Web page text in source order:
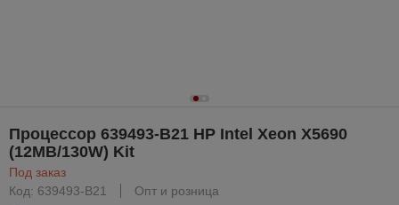
Процессор 639493-B21 HP Intel Xeon X5690
(12MB/130W) Kit
Под заказ
Код: 639493-B21
Опт и розница